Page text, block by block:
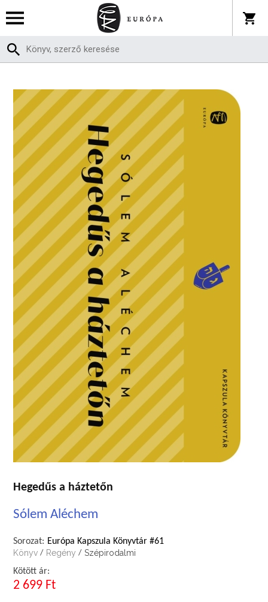
Hegedűs a háztetőn
Sólem Aléchem
Sorozat: Európa Kapszula Könyvtár #61
Könyv / Regény / Szépirodalmi
Kötött ár:
2 699 Ft